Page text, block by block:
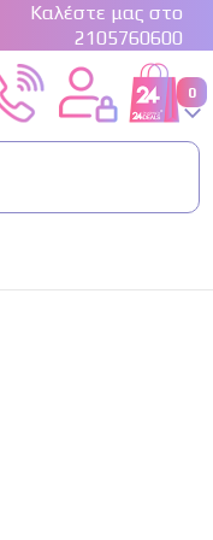
Καλέστε μας στο
2105760600
Cart
0